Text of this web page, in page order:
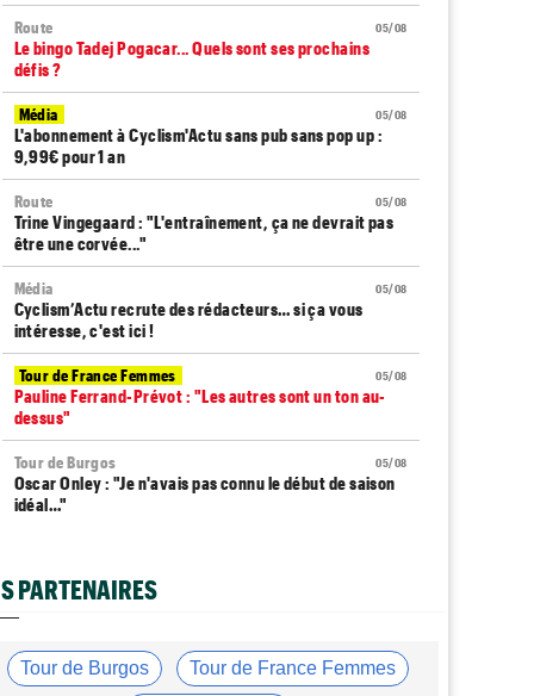
05/08
Route
Le bingo Tadej Pogacar... Quels sont ses prochains
défis ?
05/08
Média
L'abonnement à Cyclism'Actu sans pub sans pop up :
9,99€ pour 1 an
05/08
Route
Trine Vingegaard : "L'entraînement, ça ne devrait pas
être une corvée..."
05/08
Média
Cyclism’Actu recrute des rédacteurs… si ça vous
intéresse, c'est ici !
05/08
Tour de France Femmes
Pauline Ferrand-Prévot : "Les autres sont un ton au-
dessus"
05/08
Tour de Burgos
Oscar Onley : "Je n'avais pas connu le début de saison
idéal…"
déclassé
Julius Johansen remporte le prologue, doublé UAE Team
Emirates
PARTENAIRES
Tour de Burgos Tour de France Femmes